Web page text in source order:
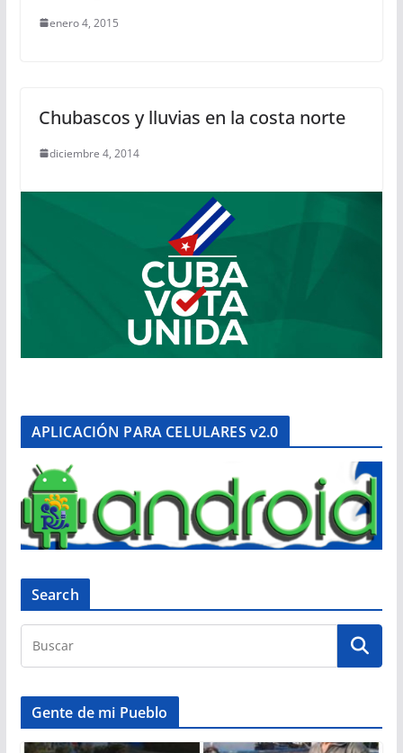
enero 4, 2015
Chubascos y lluvias en la costa norte
diciembre 4, 2014
APLICACIÓN PARA CELULARES v2.0
Search
Gente de mi Pueblo